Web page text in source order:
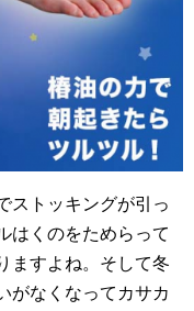
ストッキングが引っ
はくのをためらって
ますよね。そして冬
がなくなってカサカ